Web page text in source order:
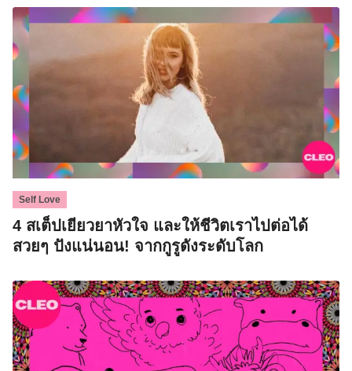
Self Love
4 สเต็ปเยียวยาหัวใจ และให้ชีวิตเราไปต่อได้
สวยๆ ปังแน่นอน! จากกูรูดังระดับโลก